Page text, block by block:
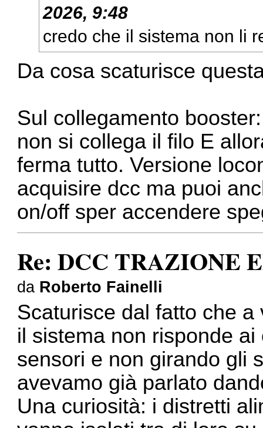
2026, 9:48
credo che il sistema non li
Da cosa scaturisce
Sul collegamento
non si collega il filo E
ferma tutto. Versione
acquisire dcc ma puoi
on/off sper accendere
Re: DCC TRAZIONE
da Roberto Fainelli
Scaturisce dal fatto che
il sistema non risponde
sensori e non girando gli
avevamo già parlato
Una curiosità: i distretti